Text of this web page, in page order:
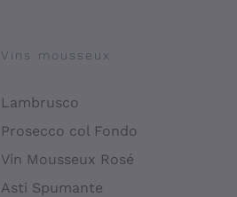
Vins mousseux
Lambrusco
Prosecco col Fondo
Vin Mousseux Rosé
Asti Spumante
offres personnalisées